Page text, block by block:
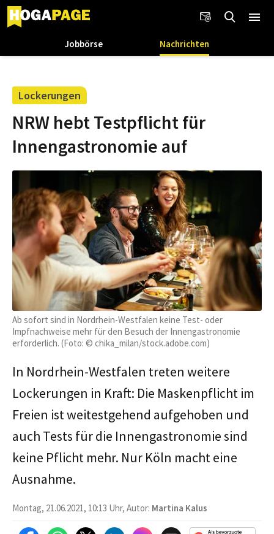
Jobbörse Nachrichten
Lockerungen
NRW hebt Testpflicht für
Innengastronomie auf
Ab sofort sind in Nordrhein-Westfalen keine Test- oder
Impfnachweise mehr für den Besuch der Innengastronomie
erforderlich. (Foto: © chika_milan/stock.adobe.com)
In Nordrhein-Westfalen treten weitere
Lockerungen in Kraft: Die Maskenpflicht im
Freien ist weitestgehend aufgehoben und
auch Tests für die Innengastronomie sind
keine Pflicht mehr. Nur Köln macht eine
Ausnahme.
Montag, 21.06.2021, 10:13 Uhr, Autor: Martina Kalus